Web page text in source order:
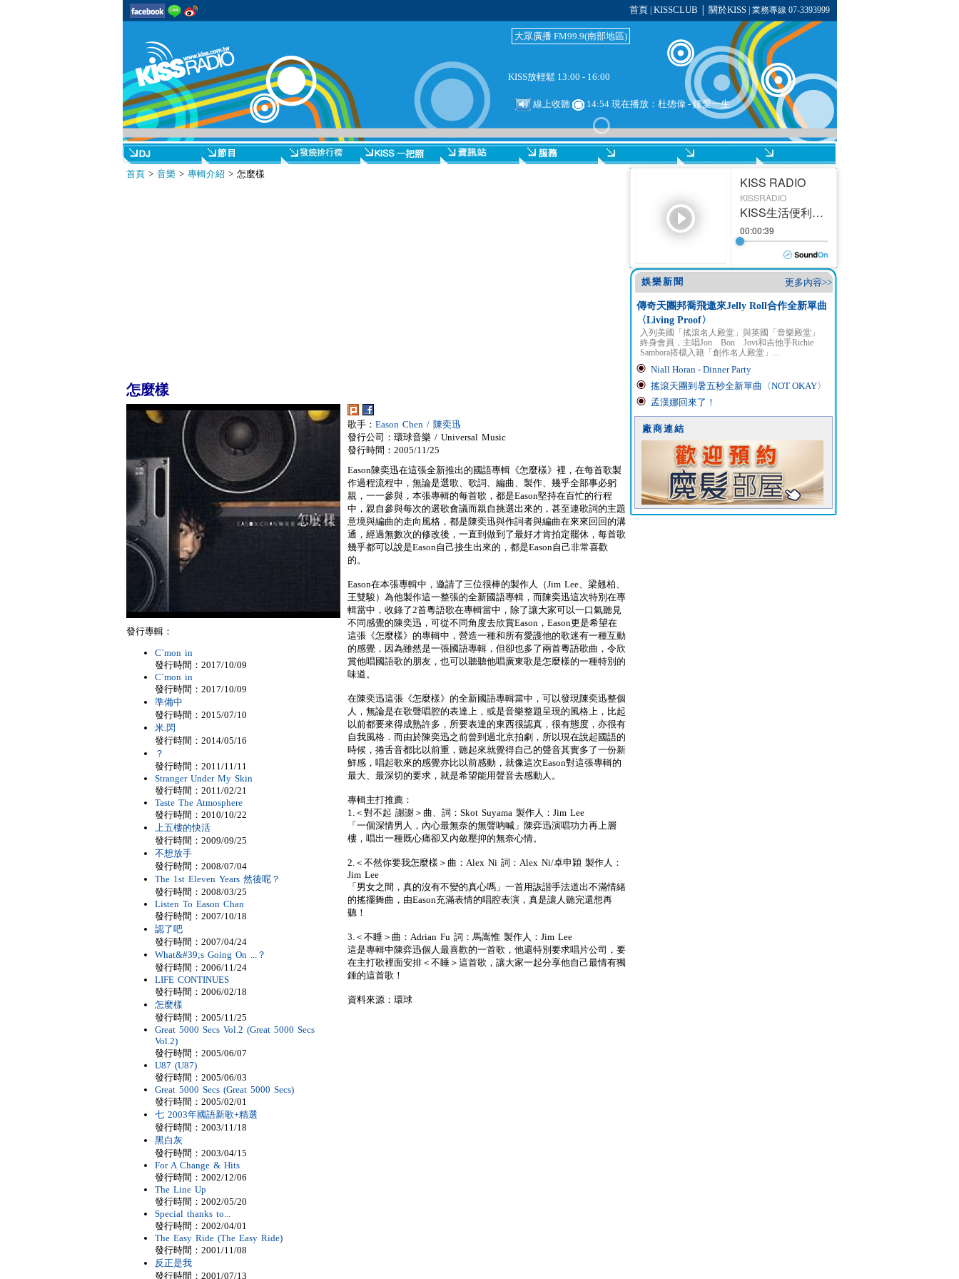
首頁 KISSCLUB 關於KISS| 業務專線 07-3393999
大眾廣播 FM99.9(南部地區)
KISS放輕鬆 13:00 - 16:00
線上收聽 14:54 現在播放： 杜德偉-鍾愛一生
首頁> 音樂> 專輯介紹 > 怎麼樣
怎麼樣
歌手： Eason Chen / 陳奕迅
發行公司：環球音樂 / Universal Music
發行時間：2005/11/25
Eason陳奕迅在這張全新推出的國語專輯《怎麼樣》裡，在每首歌製
作過程流程中，無論是選歌、歌詞、編曲、製作、幾乎全部事必躬
親，一一參與，本張專輯的每首歌，都是Eason堅持在百忙的行程
中，親自參與每次的選歌會議而親自挑選出來的，甚至連歌詞的主題
意境與編曲的走向風格，都是陳奕迅與作詞者與編曲在來來回回的溝
通，經過無數次的修改後，一直到做到了最好才肯拍定罷休，每首歌
幾乎都可以說是Eason自己接生出來的，都是Eason自己非常喜歡
的。
Eason在本張專輯中，邀請了三位很棒的製作人（Jim Lee、梁翹柏、
王雙駿）為他製作這一整張的全新國語專輯，而陳奕迅這次特別在專
輯當中，收錄了2首粵語歌在專輯當中，除了讓大家可以一口氣聽見
不同感覺的陳奕迅，可從不同角度去欣賞Eason，Eason更是希望在
這張《怎麼樣》的專輯中，營造一種和所有愛護他的歌迷有一種互動
的感覺，因為雖然是一張國語專輯，但卻也多了兩首粵語歌曲，令欣
賞他唱國語歌的朋友，也可以聽聽他唱廣東歌是怎麼樣的一種特別的
味道。
在陳奕迅這張《怎麼樣》的全新國語專輯當中，可以發現陳奕迅整個
人，無論是在歌聲唱腔的表達上，或是音樂整題呈現的風格上，比起
以前都要來得成熟許多，所要表達的東西很認真，很有態度，亦很有
自我風格．而由於陳奕迅之前曾到過北京拍劇，所以現在說起國語的
時候，捲舌音都比以前重，聽起來就覺得自己的聲音其實多了一份新
鮮感，唱起歌來的感覺亦比以前感動，就像這次Eason對這張專輯的
最大、最深切的要求，就是希望能用聲音去感動人。
專輯主打推薦：
1.＜對不起 謝謝＞曲、詞：Skot Suyama 製作人：Jim Lee
「一個深情男人，內心最無奈的無聲吶喊」陳弈迅演唱功力再上層
樓，唱出一種既心痛卻又內斂壓抑的無奈心情。
2.＜不然你要我怎麼樣＞曲：Alex Ni 詞：Alex Ni/卓申穎 製作人：
Jim Lee
「男女之間，真的沒有不變的真心嗎」一首用詼諧手法道出不滿情緒
的搖擺舞曲，由Eason充滿表情的唱腔表演，真是讓人聽完還想再
聽！
3.＜不睡＞曲：Adrian Fu 詞：馬嵩惟 製作人：Jim Lee
這是專輯中陳弈迅個人最喜歡的一首歌，他還特別要求唱片公司，要
在主打歌裡面安排＜不睡＞這首歌，讓大家一起分享他自己最情有獨
鍾的這首歌！
資料來源：環球
發行專輯：
C`mon in
發行時間：2017/10/09
C`mon in
發行時間：2017/10/09
準備中
發行時間：2015/07/10
米.閃
發行時間：2014/05/16
？
發行時間：2011/11/11
Stranger Under My Skin
發行時間：2011/02/21
Taste The Atmosphere
發行時間：2010/10/22
上五樓的快活
發行時間：2009/09/25
不想放手
發行時間：2008/07/04
The 1st Eleven Years 然後呢？
發行時間：2008/03/25
Listen To Eason Chan
發行時間：2007/10/18
認了吧
發行時間：2007/04/24
What&#39;s Going On ...？
發行時間：2006/11/24
LIFE CONTINUES
發行時間：2006/02/18
怎麼樣
發行時間：2005/11/25
Great 5000 Secs Vol.2 (Great 5000 Secs
Vol.2)
發行時間：2005/06/07
U87 (U87)
發行時間：2005/06/03
Great 5000 Secs (Great 5000 Secs)
發行時間：2005/02/01
七 2003年國語新歌+精選
發行時間：2003/11/18
黑白灰
發行時間：2003/04/15
For A Change & Hits
發行時間：2002/12/06
The Line Up
發行時間：2002/05/20
Special thanks to...
發行時間：2002/04/01
The Easy Ride (The Easy Ride)
發行時間：2001/11/08
反正是我
發行時間：2001/07/13
更多內容>>
娛樂新聞
傳奇天團邦喬飛邀來Jelly Roll合作全新單曲
〈Living Proof〉
入列美國「搖滾名人殿堂」與英國「音樂殿堂」
終身會員，主唱Jon Bon Jovi和吉他手Richie
Sambora搭檔入籍「創作名人殿堂」...
Niall Horan - Dinner Party
搖滾天團到暑五秒全新單曲〈NOT OKAY〉
孟漢娜回來了！
廠商連結